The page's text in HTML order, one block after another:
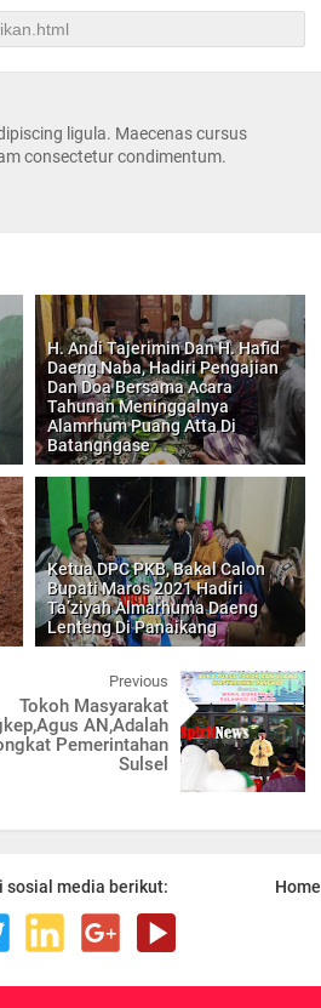
ligula. Maecenas cursus
consectetur condimentum.
H. Andi Tajerimin Dan H. Hafid
Daeng Naba, Hadiri Pengajian
Dan Doa Bersama Acara
Tahunan Meninggalnya
Alamrhum Puang Atta Di
Batangngase
Ketua DPC PKB, Bakal Calon
Bupati Maros 2021 Hadiri
Ta’ziyah Almarhuma Daeng
Lenteng Di Panaikang
Previous
Tokoh Masyarakat
AN,Adalah
Pemerintahan
Sulsel
sosial media berikut: Home